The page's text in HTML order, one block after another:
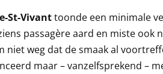
St-Vivanttoonde een minimale
passagère aard en miste ook
niet weg dat de smaak al
maar – vanzelfsprekend –